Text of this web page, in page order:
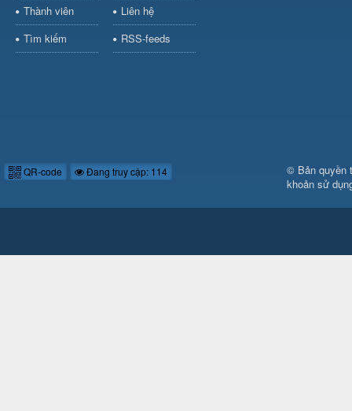
Thành viên
Liên hệ
Tìm kiếm
RSS-feeds
QR-code Đang truy cập: 114
© Bản quyền
khoản sử